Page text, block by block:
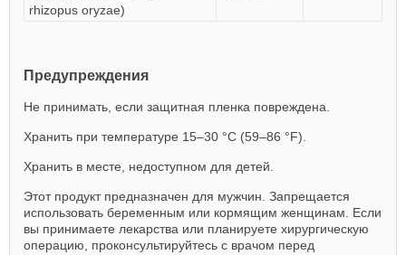
rhizopus oryzae)
Предупреждения
Не принимать, если защитная пленка повреждена.
Хранить при температуре 15–30 °С (59–86 °F).
Хранить в месте, недоступном для детей.
Этот продукт предназначен для мужчин. Запрещается
использовать беременным или кормящим женщинам. Если
вы принимаете лекарства или планируете хирургическую
операцию, проконсультируйтесь с врачом перед